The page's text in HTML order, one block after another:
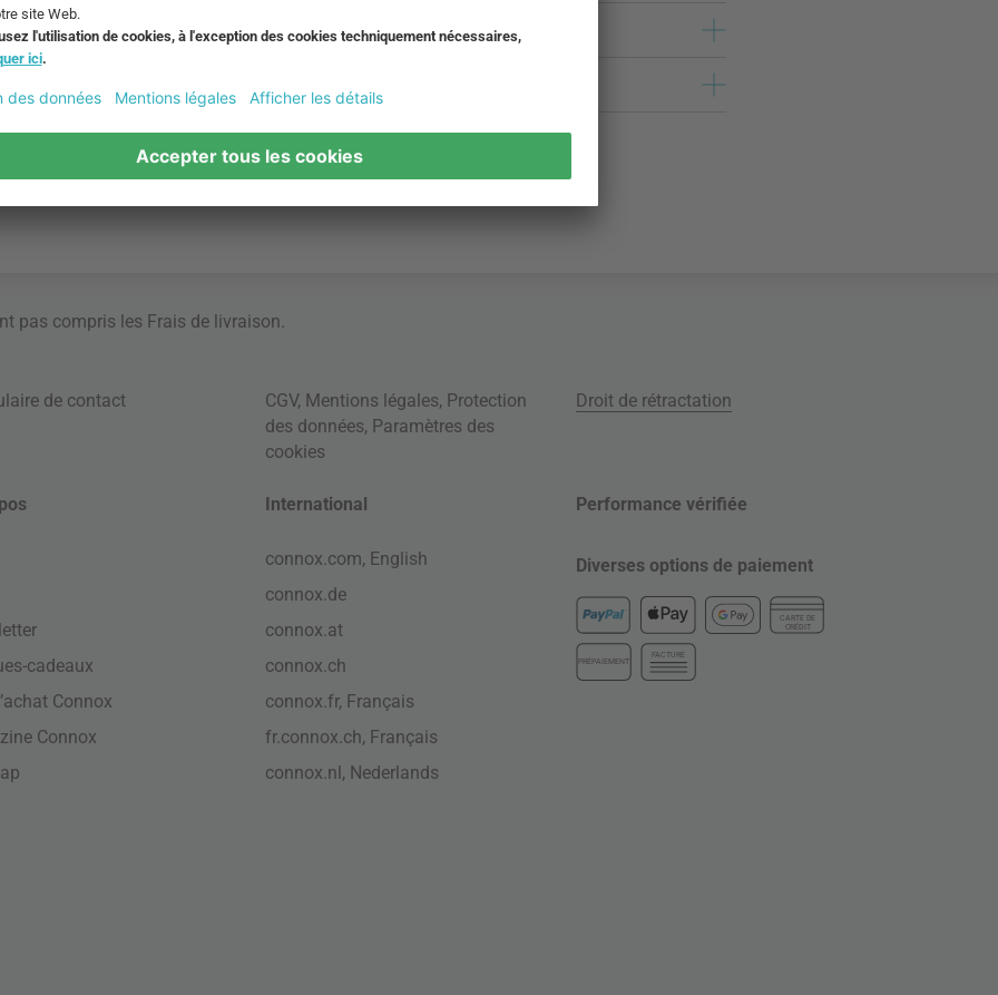
pas compris les Frais de livraison.
de contact CGV, Mentions légales, Protection
des données, Paramètres des
cookies
Droit de rétractation
cadeaux
Connox
Connox
International
connox.com, English
connox.de
connox.at
connox.ch
connox.fr, Français
fr.connox.ch, Français
connox.nl, Nederlands
Performance vérifiée
Diverses options de paiement
CARTE DE
CRÉDIT
PRÉPAIEMENT
FACTURE